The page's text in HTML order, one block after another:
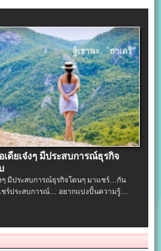
เดียเจ๋งๆ มีประสบการณ์ธุรกิจ
งๆ มีประสบการณ์ธุรกิจโดนๆ มาแชร์…กัน
ชร์ประสบการณ์… อยากแบ่งปั้นความรู้…